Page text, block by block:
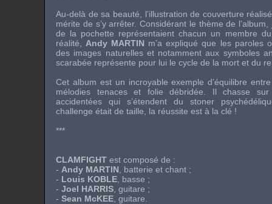
Au-delà de sa beauté, l’illustration de couverture
mérite de s’y arrêter. Considérant le thème de
de la pochette représentaient chacun un membre
réalité, Andy MARTIN m’a expliqué que les paroles
des images naturelles et notamment aux symboles
scarabée représente pour lui le cycle de la mort et du
Cet album est un incroyable exemple d’équilibre
mélodies tenaces et folie débridée. Il chasse
accidentées qui s’étendent du stoner
challenge était de taille, la réussite est à la clé !
***
CLAMFIGHT est composé de :
- Andy MARTIN , batterie et chant ;
- Louis KOBLE , basse ;
- Joel HARRIS , guitare ;
- Sean McKEE , guitare.